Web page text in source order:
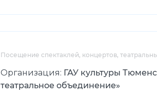
Посещение спектаклей, концертов,
Организация: ГАУ культуры
театральное объединение»